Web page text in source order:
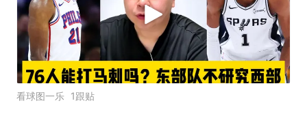
看球图一乐 1跟贴